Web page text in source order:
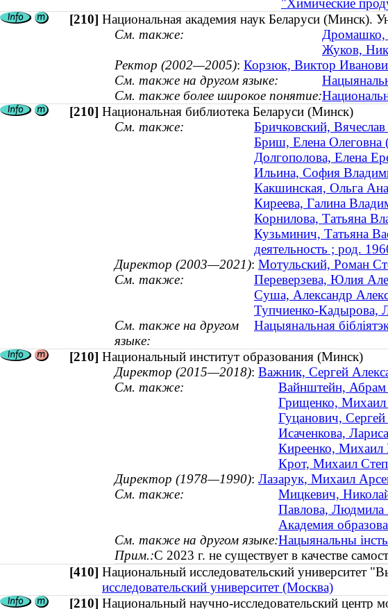
"Химические
[210] Национальная академия наук Беларуси (Минск).
См. также:
Дромашко,
Жуков,
Ректор (2002—2005): Корзюк, Виктор
См. также на другом языке:
См. также более широкое понятие:
[210] Национальная библиотека Беларуси (Минск)
См. также:
Бричковский,
Бриш, Елена Олеговна
Долгополова, Елена
Ильина, София
Какшинская, Ольга
Киреева, Галина
Корнилова, Татьяна
Кузьминич, Татьяна
деятельность ; род.
Директор (2003—2021): Мотульский, Роман
См. также:
Переверзева, Юлия
Суша, Александр
Тупчиенко-Кадырова,
См. также на другом
языке:
Нацыянальная
[210] Национальный институт образования (Минск)
Директор (2015—2018): Важник, Сергей
См. также:
Вайнштейн, Абрам
Грищенко, Михаил
Гуцанович,
Исаченкова,
Киреенко, Михаил
Крот, Михаил
Директор (1978—1990): Лазарук, Михаил
См. также:
Мицкевич,
Павлова, Людмила
Академия
См. также на другом языке:Нацыянальны
Прим.:С 2023 г. не существует в качестве
[410] Национальный исследовательский
исследовательский университет (Москва)
[210] Национальный научно-исследовательский центр